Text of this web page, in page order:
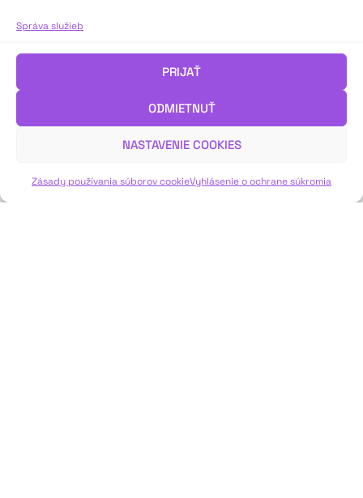
Správa služieb
PRIJAŤ
ODMIETNUŤ
NASTAVENIE COOKIES
Zásady používania súborov cookieVyhlásenie o ochrane súkromia
Najlepší slovenskí a českí recitátori zo súťaží Hviezdoslavov
Kubín a Wolkrův Prostějov sa zišli na 59. ročníku ValMezu, aby
sa podelili o svoje vnútorné otázky, myšlienky, pocity, zistenia
prostredníctvom svojich prednesov. Súťažilo štrnásť
slovenských a dvadsaťtri českých účastníkov a účastníčok.
Viac o festivale píše predsedníčka poroty Renata Jurčová.